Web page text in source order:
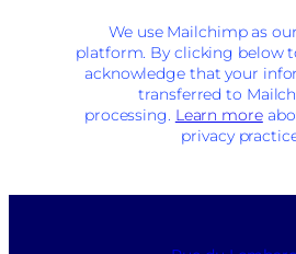
We use Mailchimp as
platform. By clicking below
acknowledge that your
transferred to
processing. Learn more
privacy